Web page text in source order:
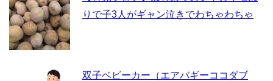
o
k
りで子3人がギャン泣きでわちゃわちゃ
双子ベビーカー（エアバギーココダブ